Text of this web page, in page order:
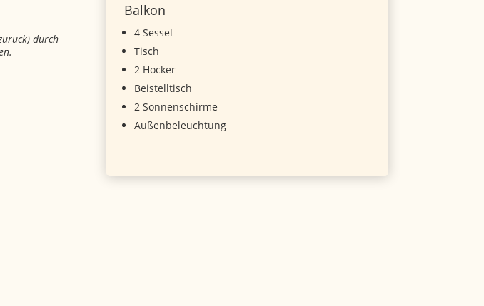
durch
Balkon
4 Sessel
Tisch
2 Hocker
Beistelltisch
2 Sonnenschirme
Außenbeleuchtung